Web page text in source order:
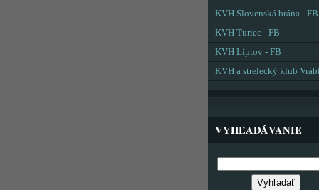
KVH Slovenská brána - FB
KVH Turiec - FB
KVH Liptov - FB
KVH a strelecký klub
VYHĽADÁVANIE